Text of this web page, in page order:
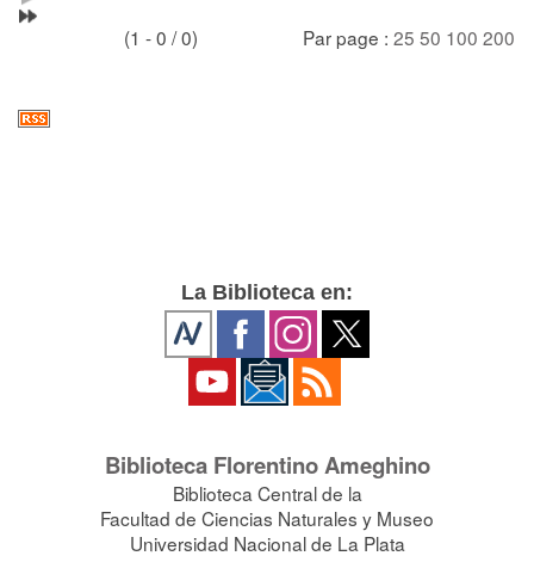
(1 - 0 / 0) Par page : 25 50 100 200
La Biblioteca en:
Biblioteca Florentino Ameghino
Biblioteca Central de la
Facultad de Ciencias Naturales y Museo
Universidad Nacional de La Plata